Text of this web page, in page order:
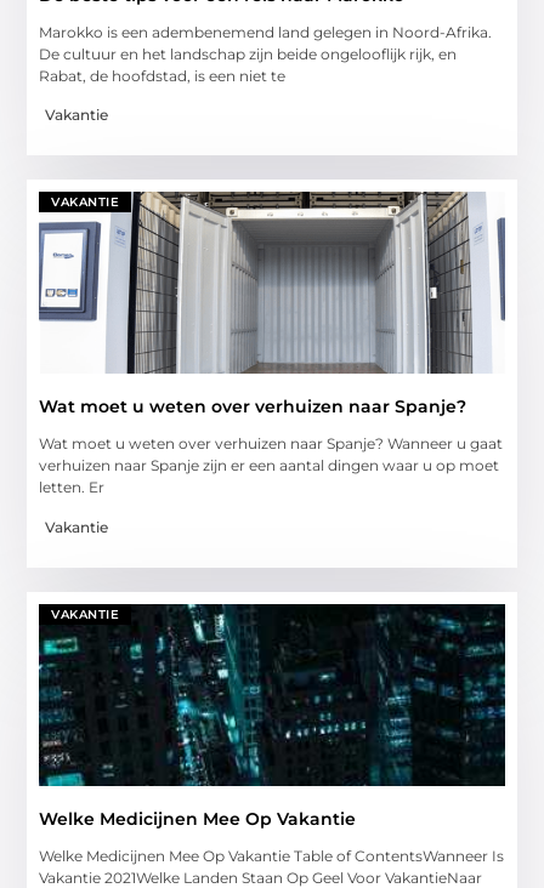
Marokko is een adembenemend land gelegen in Noord-Afrika.
De cultuur en het landschap zijn beide ongelooflijk rijk, en
Rabat, de hoofdstad, is een niet te
Vakantie
VAKANTIE
Wat moet u weten over verhuizen naar Spanje?
Wat moet u weten over verhuizen naar Spanje? Wanneer u gaat
verhuizen naar Spanje zijn er een aantal dingen waar u op moet
letten. Er
Vakantie
VAKANTIE
Welke Medicijnen Mee Op Vakantie
Welke Medicijnen Mee Op Vakantie Table of ContentsWanneer Is
Vakantie 2021Welke Landen Staan Op Geel Voor VakantieNaar